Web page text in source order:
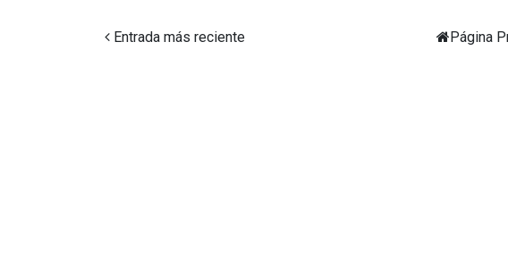
Entrada más reciente Página